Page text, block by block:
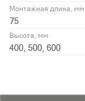
Монтажная длина, мм
75
Высота, мм
400, 500, 600